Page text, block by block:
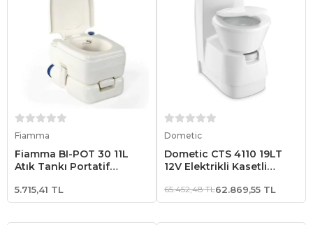
Fiamma
Fiamma BI-POT 30 11L
Atık Tankı Portatif
5.715,41 TL
Dometic
Dometic CTS 4110 19LT
12V Elektrikli Kasetli
65.452,48 TL62.869,55 TL